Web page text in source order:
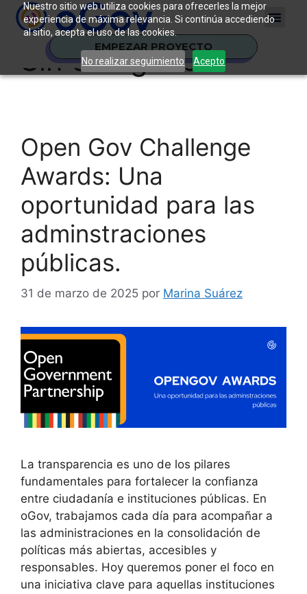
Nuestro sitio web utiliza cookies para ofrecerles la mejor
experiencia de máxima relevancia. Si continúa accediendo
al sitio, acepta el uso de las cookies.
No realizar seguimiento Acepto
EMPEZAR PROYECTO
Sin categoría
Open Gov Challenge
Awards: Una
oportunidad para las
adminstraciones
públicas.
31 de marzo de 2025 por Marina Suárez
La transparencia es uno de los pilares
fundamentales para fortalecer la confianza
entre ciudadanía e instituciones públicas. En
oGov, trabajamos cada día para acompañar a
las administraciones en la consolidación de
políticas más abiertas, accesibles y
responsables. Hoy queremos poner el foco en
una iniciativa clave para aquellas instituciones